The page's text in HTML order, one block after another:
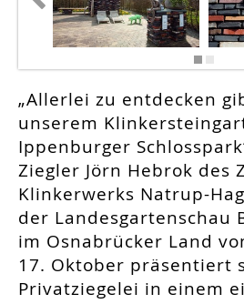
„Allerlei zu entdecken
unserem
Ippenburger
Ziegler Jörn Hebrok des
Klinkerwerks Natrup-
der Landesgartenschau
im Osnabrücker Land
17. Oktober präsentiert
Privatziegelei in einem